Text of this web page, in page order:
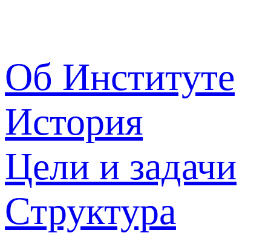
Об Институте
История
Цели и задачи
Структура